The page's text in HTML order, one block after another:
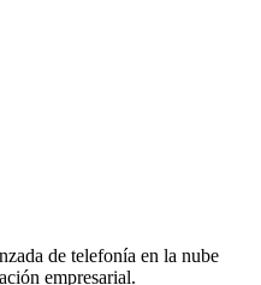
de telefonía en la nube
empresarial.